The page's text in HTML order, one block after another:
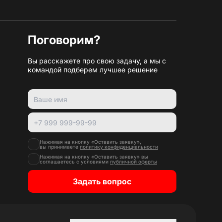
Поговорим?
Вы расскажете про свою задачу, а мы с
командой подберем лучшее решение
Нажимая на кнопку «Оставить заявку»,
вы принимаете политику конфиденциальности
Нажимая на кнопку «Оставить заявку» вы
соглашаетесь с условиями публичной оферты
Задать вопрос